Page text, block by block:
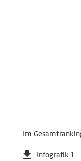
Im
Infografik 1